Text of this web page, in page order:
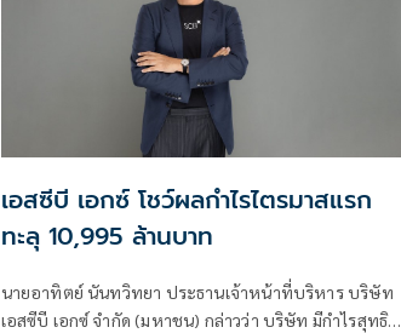
เอสซีบี เอกซ์ โชว์ผลกำไรไตรมาสแรก
ทะลุ 10,995 ล้านบาท
นายอาทิตย์ นันทวิทยา ประธานเจ้าหน้าที่บริหาร บริษัท
เอสซีบี เอกซ์ จำกัด (มหาชน) กล่าวว่า บริษัท มีกำไรสุทธิใน